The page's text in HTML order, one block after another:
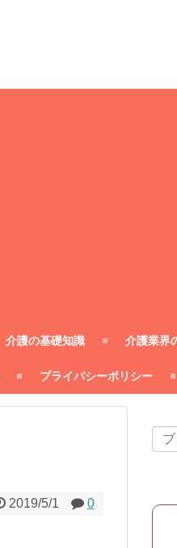
介護の基礎知識 介護業界
プライバシーポリシー
2019/5/1 0